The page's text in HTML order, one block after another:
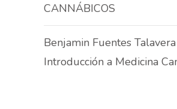
CANNÁBICOS
Benjamin Fuentes Talavera
Introducción a Medicina